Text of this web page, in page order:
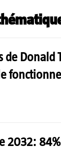
de Donald
2032: